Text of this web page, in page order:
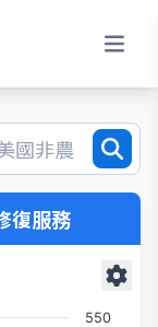
復服務
550